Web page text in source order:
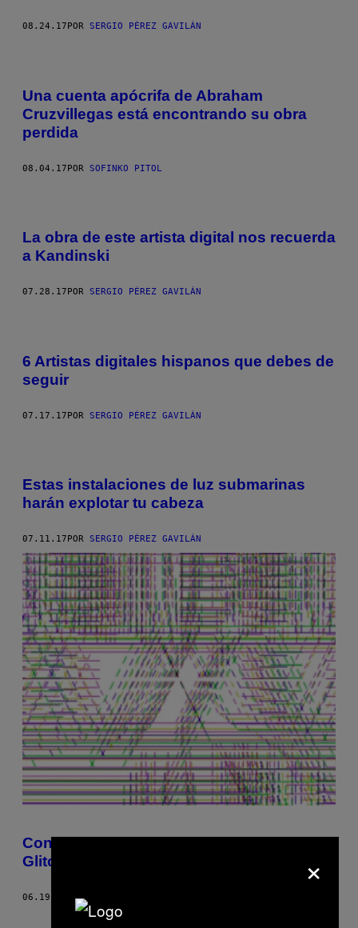
08.24.17 POR SERGIO PÉREZ GAVILÁN
Una cuenta apócrifa de Abraham
Cruzvillegas está encontrando su obra
perdida
08.04.17POR SOFINKO PITOL
La obra de este artista digital nos recuerda
a Kandinski
07.28.17 POR SERGIO PÉREZ GAVILÁN
6 Artistas digitales hispanos que debes de
seguir
07.17.17POR SERGIO PÉREZ GAVILÁN
Estas instalaciones de luz submarinas
harán explotar tu cabeza
07.11.17 POR SERGIO PÉREZ GAVILÁN
Confunde tu mente con un paquete de 10
Glitch-Art GIFs
06.19.17 POR
×